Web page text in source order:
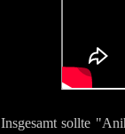
Insgesamt sollte